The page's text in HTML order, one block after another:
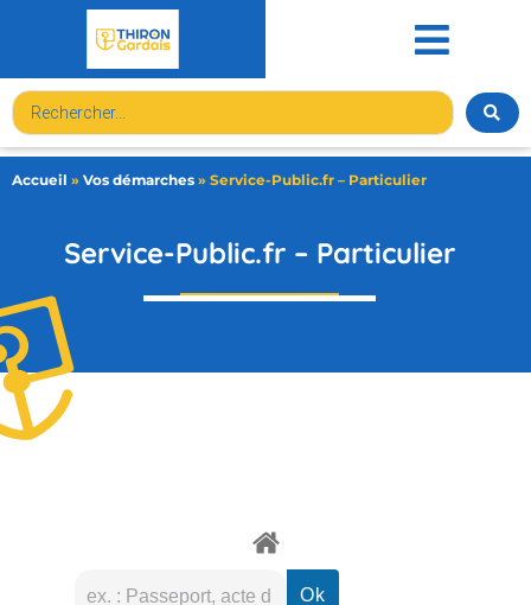
Accueil » Vos démarches » Service-Public.fr – Particulier
Service-Public.fr – Particulier